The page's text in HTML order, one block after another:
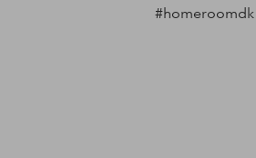
#homeroomdk